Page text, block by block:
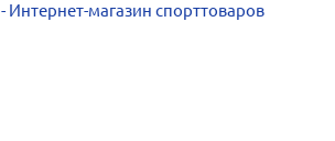
Интернет-магазин спорттоваров